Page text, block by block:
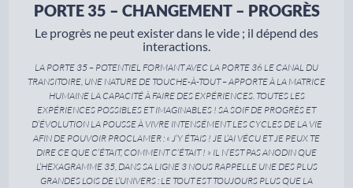
PORTE 35 – CHANGEMENT – PROGRÈS
Le progrès ne peut exister dans le vide ; il dépend des
interactions.
LA PORTE 35 – POTENTIEL FORMANT AVEC LA PORTE 36 LE CANAL DU
TRANSITOIRE, UNE NATURE DE TOUCHE-À-TOUT – APPORTE À LA MATRICE
HUMAINE LA CAPACITÉ À FAIRE DES EXPÉRIENCES. TOUTES LES
EXPÉRIENCES POSSIBLES ET IMAGINABLES ! SA SOIF DE PROGRÈS ET
D’ÉVOLUTION LA POUSSE À VIVRE INTENSÉMENT LES CYCLES DE LA VIE
AFIN DE POUVOIR PROCLAMER : « J’Y ÉTAIS ! JE L’AI VÉCU ET JE PEUX TE
DIRE CE QUE C’ÉTAIT, COMMENT C’ÉTAIT ! » IL N’EST PAS ANODIN QUE
L’HEXAGRAMME 35, DANS SA LIGNE 3 NOUS RAPPELLE UNE DES PLUS
GRANDES LOIS DE L’UNIVERS : LE TOUT EST TOUJOURS PLUS QUE LA